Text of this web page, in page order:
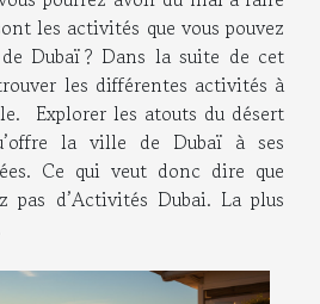
les activités que vous pouvez
Dubaï ? Dans la suite de cet
les différentes activités à
Explorer les atouts du désert
la ville de Dubaï à ses
Ce qui veut donc dire que
pas d’Activités Dubai. La plus